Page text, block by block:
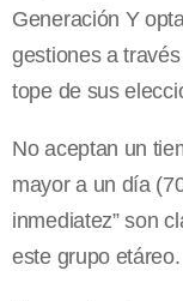
Generación Y
gestiones a
tope de sus
No aceptan un
mayor a un día
inmediatez” son
este grupo etáreo.